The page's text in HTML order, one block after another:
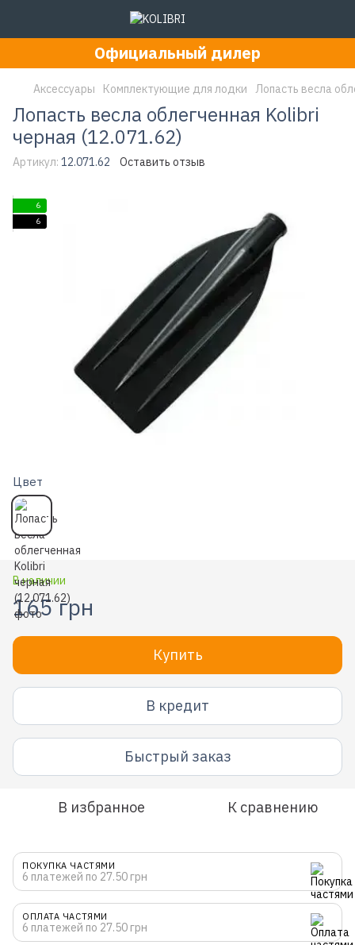
Официальный дилер
Аксессуары Комплектующие для лодки Лопасть весла
Лопасть весла облегченная Kolibri
черная (12.071.62)
Артикул: 12.071.62 Оставить отзыв
6
6
Цвет
В наличии
165 грн
Купить
В кредит
Быстрый заказ
В избранное К сравнению
ПОКУПКА ЧАСТЯМИ
6 платежей по 27.50 грн
ОПЛАТА ЧАСТЯМИ
6 платежей по 27.50 грн